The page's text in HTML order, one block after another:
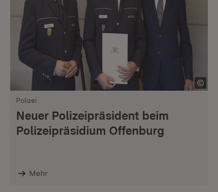
Polizei
Neuer Polizeipräsident beim
Polizeipräsidium Offenburg
Mehr